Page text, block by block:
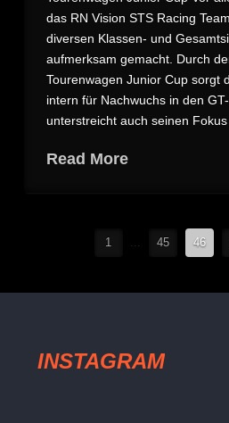
das RN Vision STS Racing
diversen Klassen- und
aufmerksam gemacht. Durch
Tourenwagen Junior Cup sorgt
intern für Nachwuchs in den
unterstreicht auch seinen
Read More
1 45 46
INSTAGRAM